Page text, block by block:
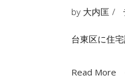
by 大内匡
台東区に住
Read More